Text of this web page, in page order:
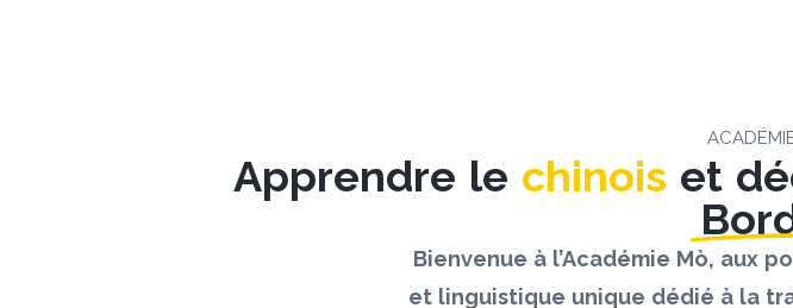
Apprendre le chinois et
Bienvenue à l’Académie Mò, aux
et linguistique unique dédié à la